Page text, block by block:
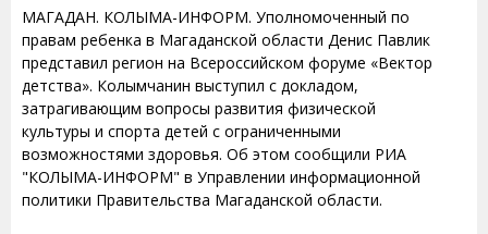
МАГАДАН. КОЛЫМА-ИНФОРМ. Уполномоченный по
правам ребенка в Магаданской области Денис Павлик
представил регион на Всероссийском форуме «Вектор
детства». Колымчанин выступил с докладом,
затрагивающим вопросы развития физической
культуры и спорта детей с ограниченными
возможностями здоровья. Об этом сообщили РИА
"КОЛЫМА-ИНФОРМ" в Управлении информационной
политики Правительства Магаданской области.